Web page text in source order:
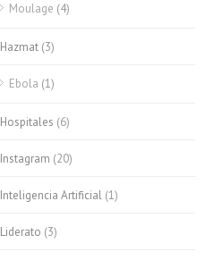
Moulage (4)
Hazmat (3)
Ebola (1)
Hospitales (6)
Instagram (20)
Inteligencia Artificial (1)
Liderato (3)